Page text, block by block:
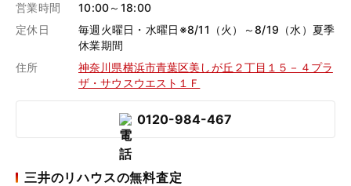
営業時間
10:00～18:00
定休日
毎週火曜日・水曜日※8/11（火）～8/19（水）夏季
休業期間
住所
神奈川県横浜市青葉区美しが丘２丁目１５－４プラ
ザ・サウスウエスト１Ｆ
0120-984-467
三井のリハウスの無料査定